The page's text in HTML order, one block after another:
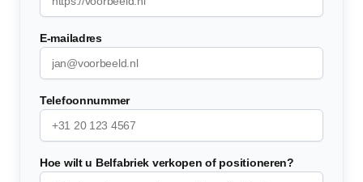
E-mailadres
Telefoonnummer
Hoe wilt u Belfabriek verkopen of positioneren?